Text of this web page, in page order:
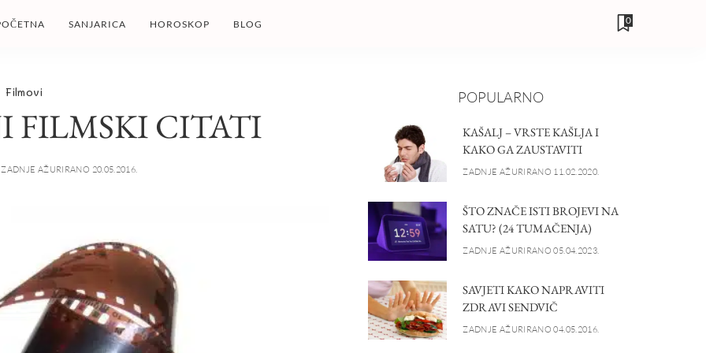
SANJARICA HOROSKOP BLOG 0
Filmovi
FILMSKI CITATI
ZADNJE AŽURIRANO 20.05.2016.
POPULARNO
KAŠALJ – VRSTE KAŠLJA I
KAKO GA ZAUSTAVITI
ZADNJE AŽURIRANO 11.02.2020.
ŠTO ZNAČE ISTI BROJEVI NA
SATU? (24 TUMAČENJA)
ZADNJE AŽURIRANO 05.04.2023.
SAVJETI KAKO NAPRAVITI
ZDRAVI SENDVIČ
ZADNJE AŽURIRANO 04.05.2016.